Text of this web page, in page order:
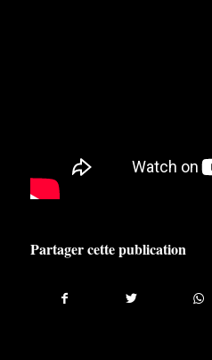
Partager cette publication